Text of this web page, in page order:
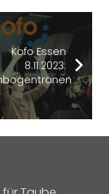
Kofo Essen
8.11.2023: